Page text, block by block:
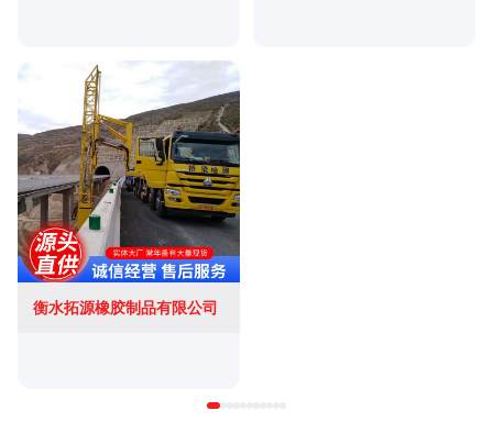
衡水拓源橡胶制品有限公司